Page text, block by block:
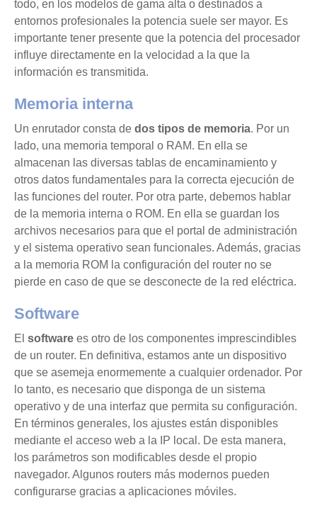
todo, en los modelos de gama alta o destinados a
entornos profesionales la potencia suele ser mayor. Es
importante tener presente que la potencia del procesador
influye directamente en la velocidad a la que la
información es transmitida.
Memoria interna
Un enrutador consta de dos tipos de memoria. Por un
lado, una memoria temporal o RAM. En ella se
almacenan las diversas tablas de encaminamiento y
otros datos fundamentales para la correcta ejecución de
las funciones del router. Por otra parte, debemos hablar
de la memoria interna o ROM. En ella se guardan los
archivos necesarios para que el portal de administración
y el sistema operativo sean funcionales. Además, gracias
a la memoria ROM la configuración del router no se
pierde en caso de que se desconecte de la red eléctrica.
Software
El software es otro de los componentes imprescindibles
de un router. En definitiva, estamos ante un dispositivo
que se asemeja enormemente a cualquier ordenador. Por
lo tanto, es necesario que disponga de un sistema
operativo y de una interfaz que permita su configuración.
En términos generales, los ajustes están disponibles
mediante el acceso web a la IP local. De esta manera,
los parámetros son modificables desde el propio
navegador. Algunos routers más modernos pueden
configurarse gracias a aplicaciones móviles.